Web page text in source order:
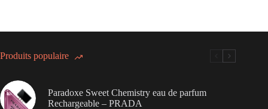
Produits populaire
Paradoxe Sweet Chemistry eau de parfum
Rechargeable – PRADA